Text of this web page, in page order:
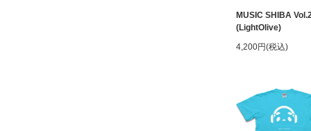
MUSIC SHIBA
(LightOlive)
4,200円(税込)